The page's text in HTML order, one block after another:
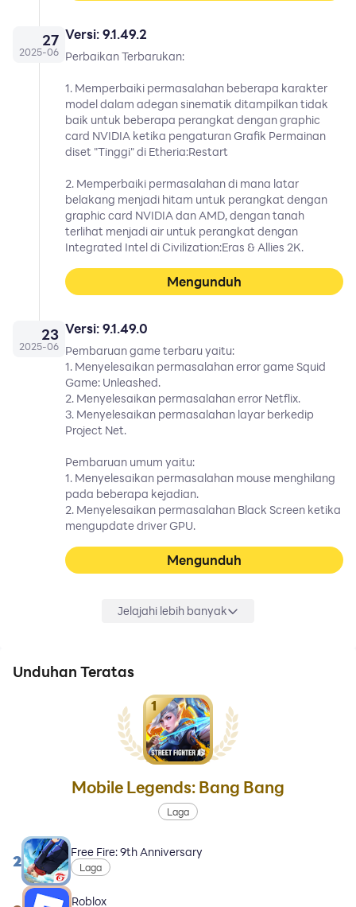
27
2025-06
Versi: 9.1.49.2
Perbaikan Terbarukan:
1. Memperbaiki permasalahan beberapa karakter
model dalam adegan sinematik ditampilkan tidak
baik untuk beberapa perangkat dengan graphic
card NVIDIA ketika pengaturan Grafik Permainan
diset "Tinggi" di Etheria:Restart
2. Memperbaiki permasalahan di mana latar
belakang menjadi hitam untuk perangkat dengan
graphic card NVIDIA dan AMD, dengan tanah
terlihat menjadi air untuk perangkat dengan
Integrated Intel di Civilization:Eras & Allies 2K.
Mengunduh
23
2025-06
Versi: 9.1.49.0
Pembaruan game terbaru yaitu:
1. Menyelesaikan permasalahan error game Squid
Game: Unleashed.
2. Menyelesaikan permasalahan error Netflix.
3. Menyelesaikan permasalahan layar berkedip
Project Net.
Pembaruan umum yaitu:
1. Menyelesaikan permasalahan mouse menghilang
pada beberapa kejadian.
2. Menyelesaikan permasalahan Black Screen ketika
mengupdate driver GPU.
Mengunduh
Jelajahi lebih banyak
Unduhan Teratas
1
Mobile Legends: Bang Bang
Laga
2 Free Fire: 9th Anniversary
Laga
Roblox